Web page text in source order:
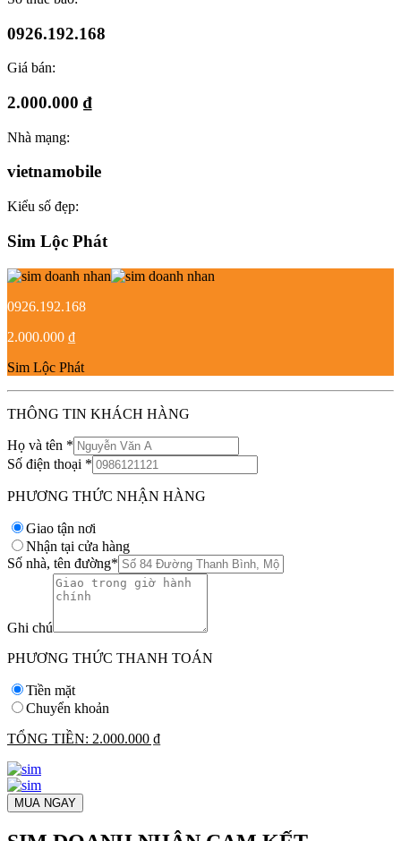
0926.192.168
Giá bán:
2.000.000 ₫
Nhà mạng:
vietnamobile
Kiểu số đẹp:
Sim Lộc Phát
0926.192.168
2.000.000 ₫
Sim Lộc Phát
THÔNG TIN KHÁCH HÀNG
Họ và tên *
Số điện thoại *
PHƯƠNG THỨC NHẬN HÀNG
Giao tận nơi
Nhận tại cửa hàng
Số nhà, tên đường*
Ghi chú
PHƯƠNG THỨC THANH TOÁN
Tiền mặt
Chuyển khoản
TỔNG TIỀN: 2.000.000 ₫
MUA NGAY